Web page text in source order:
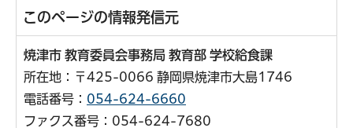
このページの情報発信元
焼津市 教育委員会事務局 教育部 学校給食課
所在地：〒425-0066 静岡県焼津市大島1746
電話番号： 054-624-6660
ファクス番号：054-624-7680